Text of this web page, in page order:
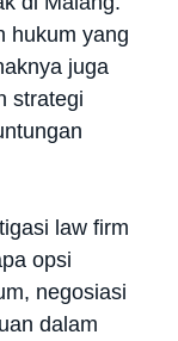
hukum yang
juga
strategi
law firm
opsi
negosiasi
dalam